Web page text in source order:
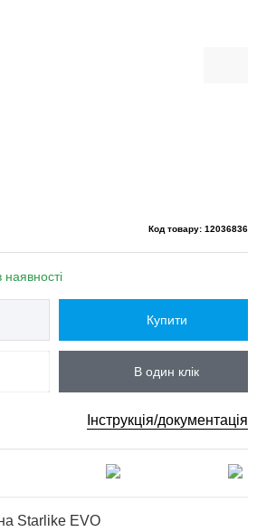
Код товару: 12036836
наявності
Купити
В один клік
Інструкція/документація
Starlike EVO